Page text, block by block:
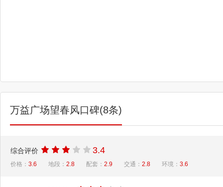
万益广场望春风口碑(8条)
综合评价 3.4
价格： 3.6 地段： 2.8 配套： 2.9 交通： 2.8 环境： 3.6